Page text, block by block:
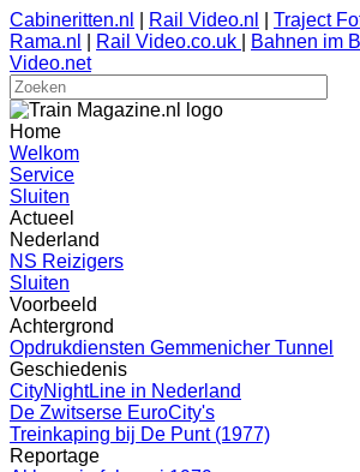
Cabineritten.nl Rail Video.nl Traject
Rama.nl
Rail Video.co.uk Bahnen im
Video.net
Home
Welkom
Service
Sluiten
Actueel
Nederland
NS Reizigers
Sluiten
Voorbeeld
Achtergrond
Opdrukdiensten Gemmenicher Tunnel
Geschiedenis
CityNightLine in Nederland
De Zwitserse EuroCity's
Treinkaping bij De Punt (1977)
Reportage